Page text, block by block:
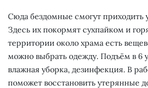
Сюда бездомные смогут приходить
Здесь их покормят сухпайком и
территории около храма есть
можно выбрать одежду. Подъём в 6
влажная уборка, дезинфекция. В
поможет восстановить утерянные